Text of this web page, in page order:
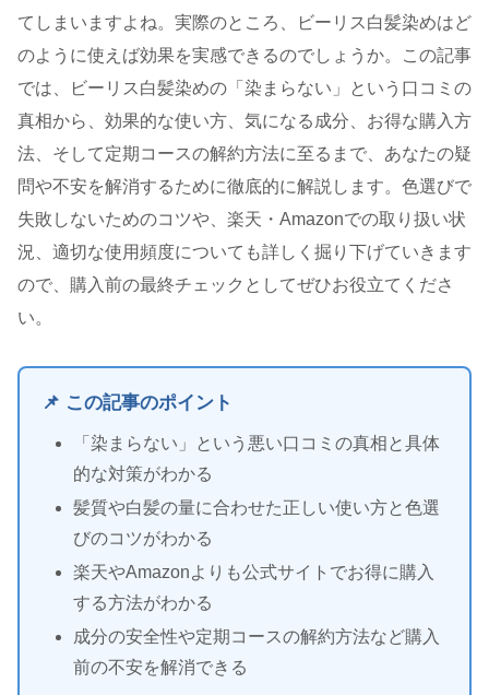
てしまいますよね。実際のところ、ビーリス白髪染めはど
のように使えば効果を実感できるのでしょうか。この記事
では、ビーリス白髪染めの「染まらない」という口コミの
真相から、効果的な使い方、気になる成分、お得な購入方
法、そして定期コースの解約方法に至るまで、あなたの疑
問や不安を解消するために徹底的に解説します。色選びで
失敗しないためのコツや、楽天・Amazonでの取り扱い状
況、適切な使用頻度についても詳しく掘り下げていきます
ので、購入前の最終チェックとしてぜひお役立てくださ
い。
📌 この記事のポイント
「染まらない」という悪い口コミの真相と具体
的な対策がわかる
髪質や白髪の量に合わせた正しい使い方と色選
びのコツがわかる
楽天やAmazonよりも公式サイトでお得に購入
する方法がわかる
成分の安全性や定期コースの解約方法など購入
前の不安を解消できる